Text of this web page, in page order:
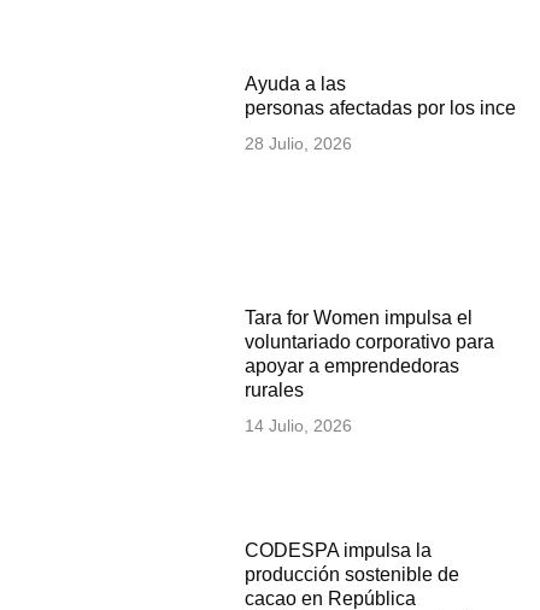
Ayuda a las
personas afectadas por los
28 Julio, 2026
Tara for Women impulsa el
voluntariado corporativo para
apoyar a emprendedoras
rurales
14 Julio, 2026
CODESPA impulsa la
producción sostenible de
cacao en República